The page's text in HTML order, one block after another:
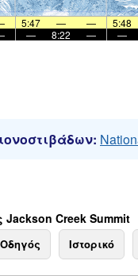
5:47 — — 5:48
— 8:22 — —
Creek Summit
Οδηγός Ιστορικό